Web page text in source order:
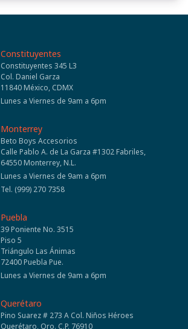
Constituyentes
Constituyentes 345 L3
Col. Daniel Garza
11840 México, CDMX
Lunes a Viernes de 9am a 6pm
Monterrey
Beto Boys Accesorios
Calle Pablo A. de La Garza #1302 Fabriles,
64550 Monterrey, N.L.
Lunes a Viernes de 9am a 6pm
Tel. (999) 270 7358
Puebla
39 Poniente No. 3515
Piso 5
Triángulo Las Ánimas
72400 Puebla Pue.
Lunes a Viernes de 9am a 6pm
Querétaro
Pino Suarez # 273 A Col. Niños Héroes
Querétaro, Qro. C.P. 76910